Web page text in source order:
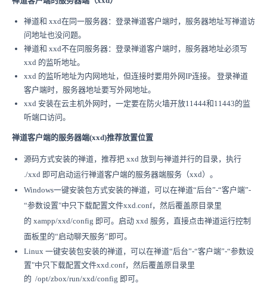
禅道和 xxd在同一服务器：登录禅道客户端时，服务器地址写禅道访
问地址也没问题。
禅道和 xxd不在同服务器：登录禅道客户端时，服务器地址必须写
xxd 的监听地址。
xxd 的监听地址为内网地址，但连接时要用外网IP连接。 登录禅道
客户端时，服务器地址要写外网地址。
xxd 安装在云主机外网时，一定要在防火墙开放11444和11443的监
听端口访问。
禅道客户端的服务器端(xxd)推荐放置位置
源码方式安装的禅道，推荐把 xxd 放到与禅道并行的目录，执行
./xxd 即可启动运行禅道客户端的服务器端服务（xxd）。
Windows一键安装包方式安装的禅道，可以在禅道“后台”-“客户端”-
“参数设置"中只下载配置文件xxd.conf，然后覆盖原目录里
的 xampp/xxd/config 即可。启动 xxd 服务，直接点击禅道运行控制
面板里的“启动聊天服务”即可。
Linux 一键安装包安装的禅道，可以在禅道“后台”-“客户端”-“参数设
置"中只下载配置文件xxd.conf，然后覆盖原目录里
的 /opt/zbox/run/xxd/config 即可。